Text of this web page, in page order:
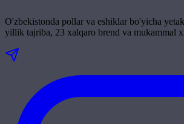
O'zbekistonda pollar va eshiklar bo'yicha
yillik tajriba, 23 xalqaro brend va mukammal